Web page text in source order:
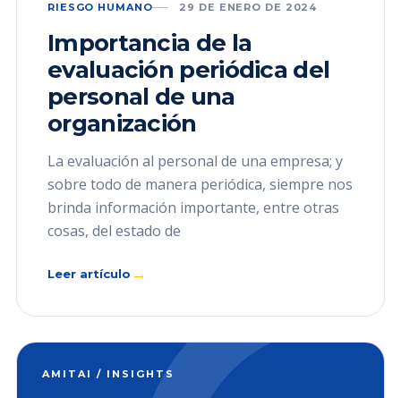
RIESGO HUMANO 29 DE ENERO DE 2024
Importancia de la
evaluación periódica del
personal de una
organización
La evaluación al personal de una empresa; y
sobre todo de manera periódica, siempre nos
brinda información importante, entre otras
cosas, del estado de
Leer artículo →
AMITAI / INSIGHTS